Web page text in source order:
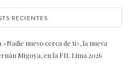
RECIENTES
nuevo cerca de ti», la nueva
Migoya, en la FIL Lima 2026